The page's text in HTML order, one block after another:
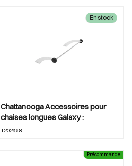
Chattanooga Accessoires pour
chaises longues Galaxy :
1202968
En stock
Précommande